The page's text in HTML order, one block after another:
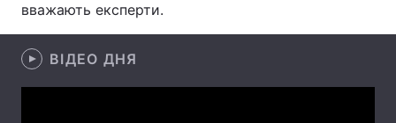
Екологія
Лонгріди
вважають експерти.
ВІДЕО ДНЯ